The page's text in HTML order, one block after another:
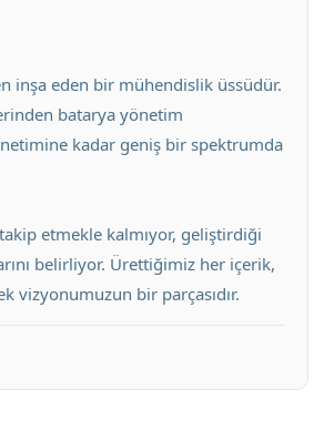
inşa eden bir mühendislik üssüdür.
batarya yönetim
kadar geniş bir spektrumda
etmekle kalmıyor, geliştirdiği
belirliyor. Ürettiğimiz her içerik,
vizyonumuzun bir parçasıdır.